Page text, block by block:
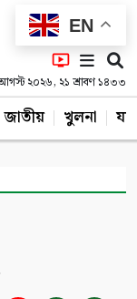
EN
২০২৬, ২১ শ্রাবণ ১৪৩৩
জাতীয় খুলনা